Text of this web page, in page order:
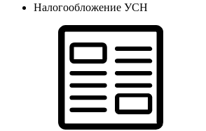
Налогообложение УСН